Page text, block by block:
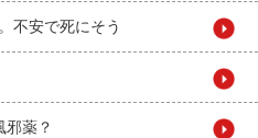
不安で死にそう
邪薬？